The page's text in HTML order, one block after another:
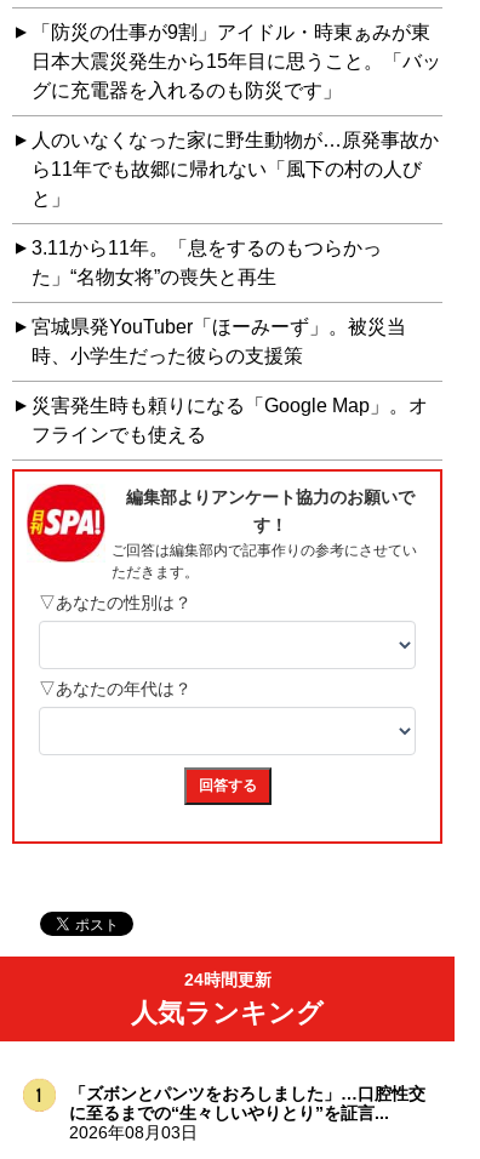
「防災の仕事が9割」アイドル・時東ぁみが東
日本大震災発生から15年目に思うこと。「バッ
グに充電器を入れるのも防災です」
人のいなくなった家に野生動物が…原発事故か
ら11年でも故郷に帰れない「風下の村の人び
と」
3.11から11年。「息をするのもつらかっ
た」“名物女将”の喪失と再生
宮城県発YouTuber「ほーみーず」。被災当
時、小学生だった彼らの支援策
災害発生時も頼りになる「Google Map」。オ
フラインでも使える
24時間更新
人気ランキング
「ズボンとパンツをおろしました」…口腔性交
に至るまでの“生々しいやりとり”を証言...
2026年08月03日